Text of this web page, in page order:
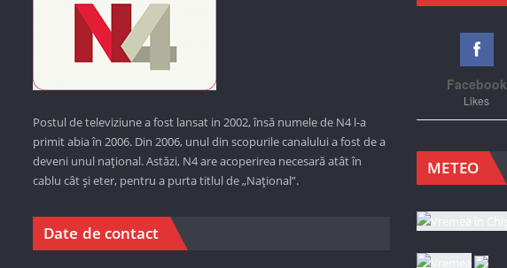
Postul de televiziune a fost lansat in 2002, însă numele de N4 l-a
primit abia în 2006. Din 2006, unul din scopurile canalului a fost de a
deveni unul național. Astăzi, N4 are acoperirea necesară atât în
cablu cât și eter, pentru a purta titlul de „Național”.
Date de contact
Facebook
Likes
METEO